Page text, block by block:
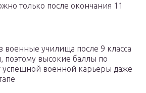
только после окончания 11
военные училища после 9 класса
поэтому высокие баллы по
успешной военной карьеры даже